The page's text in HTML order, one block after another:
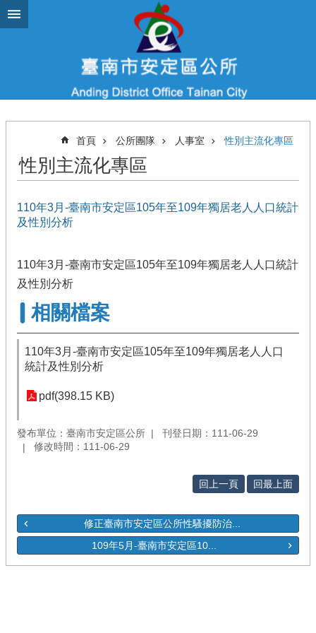
跳到主要內容區塊
首頁 公所團隊 人事室 性別主流化專區
性別主流化專區
110年3月-臺南市安定區105年至109年獨居老人人口統計
及性別分析
110年3月-臺南市安定區105年至109年獨居老人人口統計
及性別分析
相關檔案
110年3月-臺南市安定區105年至109年獨居老人人口
統計及性別分析
pdf(398.15 KB)
發布單位：臺南市安定區公所
刊登日期：111-06-29
修改時間：111-06-29
回上一頁 回最上面
修正臺南市安定區公所性騷擾防治...
109年5月-臺南市安定區10...